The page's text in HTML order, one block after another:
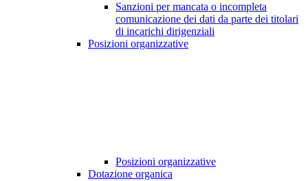
Sanzioni per mancata o incompleta
comunicazione dei dati da parte dei titolari
di incarichi dirigenziali
Posizioni organizzative
Posizioni organizzative
Dotazione organica